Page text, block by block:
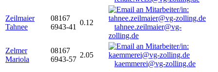
Zeilmaier
Tahnee
08167
6943-41
0.12
tahnee.zeilmaier@vg-
zolling.de
Zelmer
Mariola
08167
6943-57
2.05
kaemmerei@vg-zolling.de